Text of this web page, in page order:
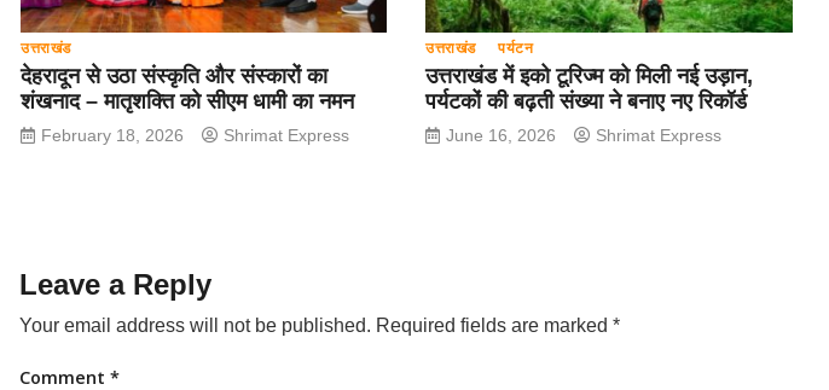
उत्तराखंड
देहरादून से उठा संस्कृति और संस्कारों का
शंखनाद – मातृशक्ति को सीएम धामी का नमन
February 18, 2026 Shrimat Express
उत्तराखंड पर्यटन
उत्तराखंड में इको टूरिज्म को मिली नई उड़ान,
पर्यटकों की बढ़ती संख्या ने बनाए नए रिकॉर्ड
June 16, 2026 Shrimat Express
Leave a Reply
Your email address will not be published. Required fields are marked *
Comment *